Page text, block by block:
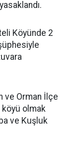
Köyünde 2
ve Orman İlçe
olmak
ve Kuşluk